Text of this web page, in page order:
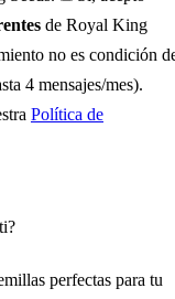
de Royal King
no es condición
4 mensajes/mes).
Política de
perfectas para tu